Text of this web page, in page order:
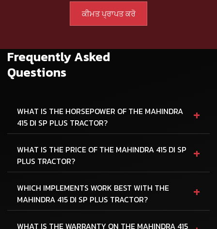
Frequently Asked
Questions
WHAT IS THE HORSEPOWER OF THE MAHINDRA
415 DI SP PLUS TRACTOR?
+
WHAT IS THE PRICE OF THE MAHINDRA 415 DI SP
PLUS TRACTOR?
+
WHICH IMPLEMENTS WORK BEST WITH THE
MAHINDRA 415 DI SP PLUS TRACTOR?
+
WHAT IS THE WARRANTY ON THE MAHINDRA 415